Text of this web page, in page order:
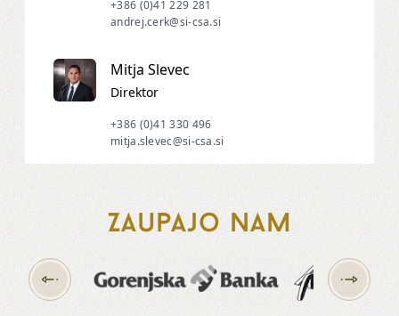
+386 (0)41 229 281
andrej.cerk@si-csa.si
Mitja Slevec
Direktor
+386 (0)41 330 496
mitja.slevec@si-csa.si
Zaupajo nam